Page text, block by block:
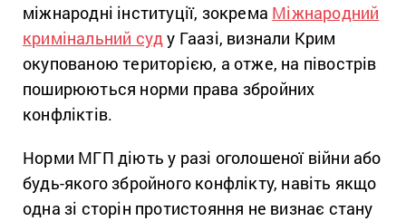
міжнародні інституції, зокрема Міжнародний
кримінальний суду Гаазі, визнали Крим
окупованою територією, а отже, на півострів
поширюються норми права збройних
конфліктів.
Норми МГП діють у разі оголошеної війни або
будь-якого збройного конфлікту, навіть якщо
одна зі сторін протистояння не визнає стану